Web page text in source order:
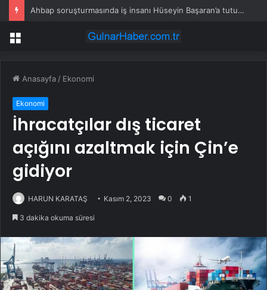
Ahbap soruşturmasında iş insanı Hüseyin Başaran’a tutuklama talebi
Menü
Anasayfa / Ekonomi
Ekonomi
İhracatçılar dış ticaret
açığını azaltmak için Çin’e
gidiyor
HARUN KARATAŞ Kasım 2, 2023 0 1
3 dakika okuma süresi